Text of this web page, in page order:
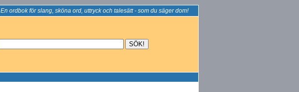
En ordbok för slang, sköna ord, uttryck och talesätt - som du säger dom!